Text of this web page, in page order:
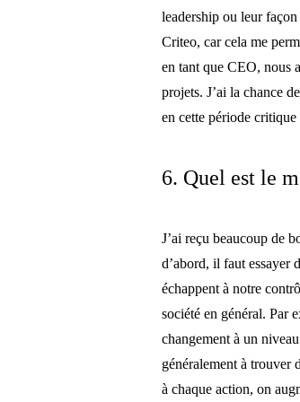
leadership ou leur
Criteo, car cela me
en tant que CEO, nous
projets. J’ai la chance
en cette période
6. Quel est le
J’ai reçu beaucoup de
d’abord, il faut essayer
échappent à notre
société en général. Par
changement à un
généralement à trouver
à chaque action, on